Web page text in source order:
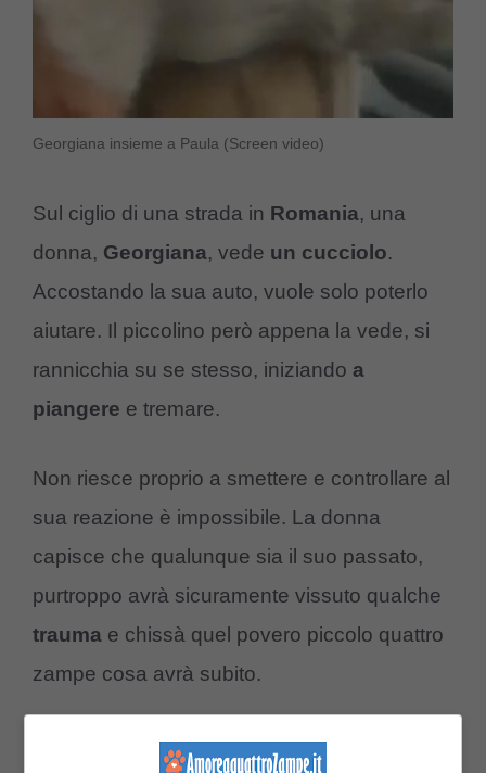
Georgiana insieme a Paula (Screen video)
Sul ciglio di una strada in Romania, una
donna, Georgiana, vede un cucciolo.
Accostando la sua auto, vuole solo poterlo
aiutare. Il piccolino però appena la vede, si
rannicchia su se stesso, iniziando a
piangere e tremare.
Non riesce proprio a smettere e controllare al
sua reazione è impossibile. La donna
capisce che qualunque sia il suo passato,
purtroppo avrà sicuramente vissuto qualche
trauma e chissà quel povero piccolo quattro
zampe cosa avrà subito.
Non arrendendosi però, con gentilezza, voce